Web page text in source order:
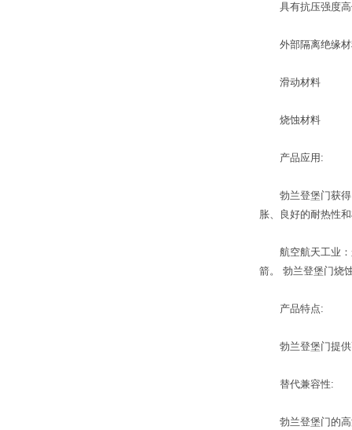
具有抗压强度高
外部隔离绝缘材
滑动材料
烧蚀材料
产品应用:
勃兰登堡门获得
胀、良好的耐热性
航空航天工业：
箭。 勃兰登堡门烧
产品特点:
勃兰登堡门提供
替代兼容性:
勃兰登堡门的高